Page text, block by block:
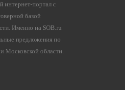
портал с
базой
Именно на SOB.ru
предложения по
Московской области.